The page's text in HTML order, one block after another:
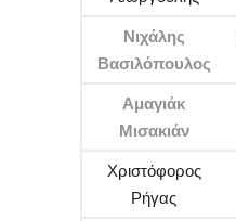
Νιχάλης
Βασιλόπουλος
Αμαγιάκ
Μισακιάν
Χριστόφορος
Ρήγας